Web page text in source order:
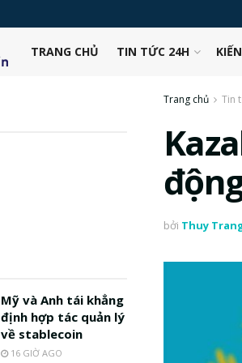
TRANG CHỦ TIN TỨC 24H
Trang chủ Tin
bởi Thuy
Mỹ và Anh tái khẳng
định hợp tác quản lý
về stablecoin
16 GIỜ AGO